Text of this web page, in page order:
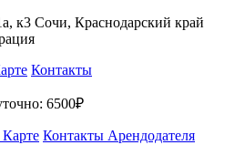
к3 Сочи, Краснодарский край
Контакты
6500₽
Контакты Арендодателя